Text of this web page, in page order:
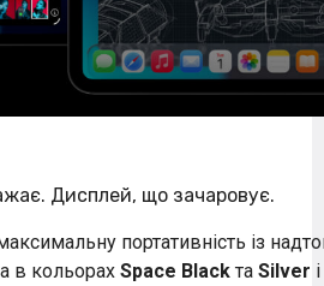
Дисплей, що зачаровує.
портативність із
в кольорах Space Black та Silver